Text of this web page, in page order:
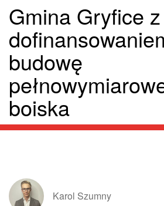
Gmina Gryfice z
budowę
boiska
Karol Szumny